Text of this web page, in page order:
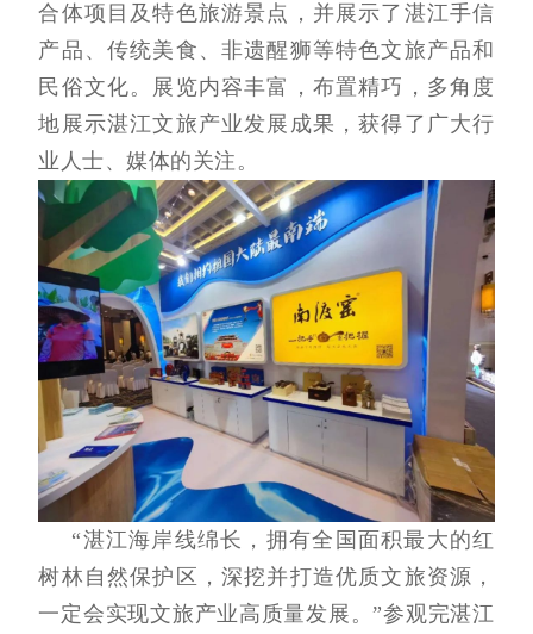
合体项目及特色旅游景点，并展示了湛江手信
产品、传统美食、非遗醒狮等特色文旅产品和
民俗文化。展览内容丰富，布置精巧，多角度
地展示湛江文旅产业发展成果，获得了广大行
业人士、媒体的关注。
“湛江海岸线绵长，拥有全国面积最大的红
树林自然保护区，深挖并打造优质文旅资源，
一定会实现文旅产业高质量发展。”参观完湛江